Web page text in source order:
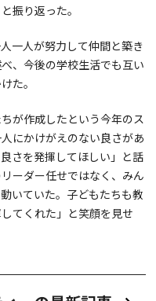
振り返った。
一人が努力して仲間と築き
、今後の学校生活でも互い
た。
が作成したという今年のス
にかけがえのない良さがあ
さを発揮してほしい」と話
ーダー任せではなく、みん
いていた。子どもたちも教
てくれた」と笑顔を見せ